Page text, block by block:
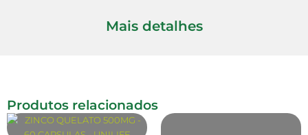
Mais detalhes
Produtos relacionados